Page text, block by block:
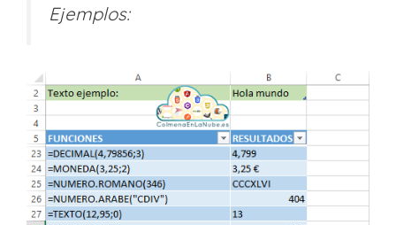
Ejemplos: